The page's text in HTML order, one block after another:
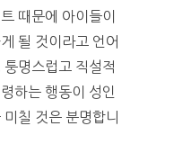
때문에 아이들이
될 것이라고 언어
명스럽고 직설적
하는 행동이 성인
칠 것은 분명합니